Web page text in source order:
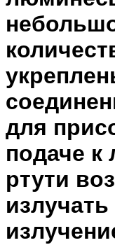
для
подаче к
ртути